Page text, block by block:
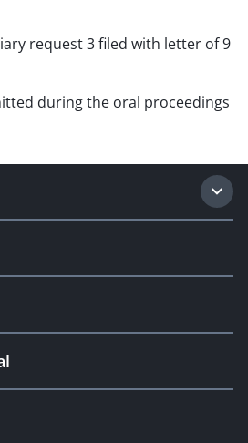
request 3 filed with letter of 9
during the oral proceedings